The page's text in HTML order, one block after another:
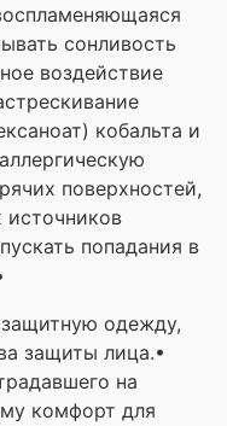
сонливость
воздействие
кобальта и
поверхностей,
источников
попадания в
одежду,
защиты лица.•
на
комфорт для